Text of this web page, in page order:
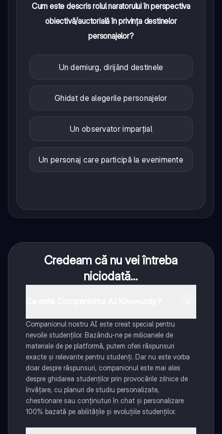
Cum este descris rolul naratorului în perspectiva
obiectivă/auctorială în privința destinelor
personajelor?
Un demiurg, dirijând destinele
Ghidat de alegerile personajelor
Un observator imparțial
Un personaj care participă la evenimente
Credeam că nu vei întreba
niciodată...
Companionul nostru AI este creat special pentru
nevoile studenților. Bazându-ne pe milioanele de
materiale de pe platformă, putem oferi răspunsuri
exacte și relevante pentru studenți. Dar nu este vorba
doar despre răspunsuri, companionul este mai ales
despre ghidarea studenților prin provocările zilnice de
învățare, cu planuri de studiu personalizate,
chestionare sau conținuturi în chat și personalizare
100% bazată pe abilitățile și evoluțiile studenților.